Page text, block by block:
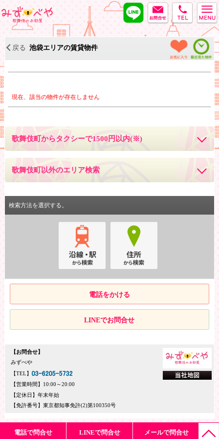
tel
MAIL
LINE
戻る 池袋エリアの賃貸物件
現在、該当の物件が存在しません
歌舞伎町からタクシーで1500円以内(※)
歌舞伎町以外のエリア検索
検索方法を選択する。
電話をかける
LINEでお問合せ
【お問合せ】
みずべや
【TEL】
【営業時間】10:00～20:00
【定休日】年末年始
【免許番号】東京都知事免許(2)第100350号
電話で問合せ LINEで問合せ メールで問合せ